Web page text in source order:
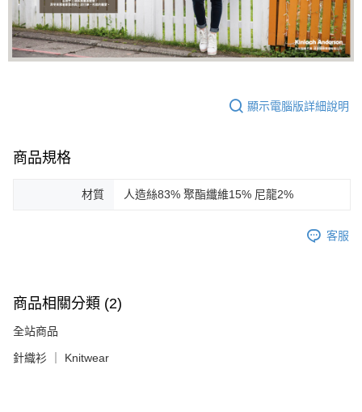
顯示電腦版詳細說明
商品規格
材質 人造絲83% 聚酯纖維15% 尼龍2%
客服
商品相關分類 (2)
全站商品
針織衫 ｜ Knitwear